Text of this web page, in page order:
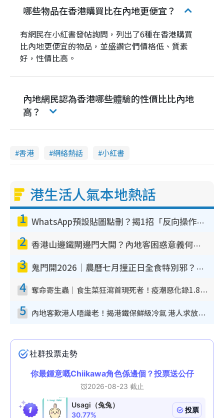
哪些物品在香港購買比在內地更便宜？
有網民在小紅書發帖詢問，列出了6種在香港購買
比內地更便宜的物品，並盛讚它們價格低、質素
好，性價比高。
內地網民認為香港哪些體驗的性價比比內地
高？
香港 網絡熱話 小紅書
港生活人氣本地熱話
1 WhatsApp預設貼圖點刪？揭1招「反向操作」還原簡潔介面 附3步實測教學
2 香港山邊鐵閘邊門大開？內地客困惑意義何在！網民神回覆：呢種叫法理性防禦
3 鬼門開2026｜農曆七月撞正日全食特別邪？專家警告切忌做一事！揭4大禁忌+2招保平安
4 奪命寄生蟲｜食生菜狂瀉首現死者！疫潮惡化錄1.8萬宗病例 揭洗菜3大謬誤
5 內地客歎港人唔識老！揭港鐵保鮮級冷氣 港人求放過：咪投訴